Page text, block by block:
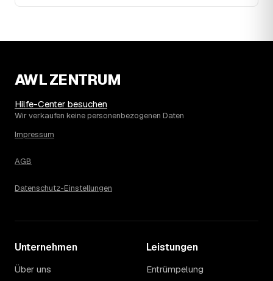
14
Warum schwankt der Preis zwischen 610 und
Zugänglichkeit: Ein einzelner Keller oder Dachboden liegt
Auch anrechenbare Wertgegenstände oder ein hoher
Betrag für Ihren Fall erfahren Sie erst nach einer kurzen,
kostenlosen Einschätzung.
AWL ZENTRUM
Hilfe-Center besuchen
Wir verkaufen keine personenbezogenen Daten
Impressum
AGB
Datenschutz-Einstellungen
Unternehmen
Über uns
Leistungen
Entrümpelung